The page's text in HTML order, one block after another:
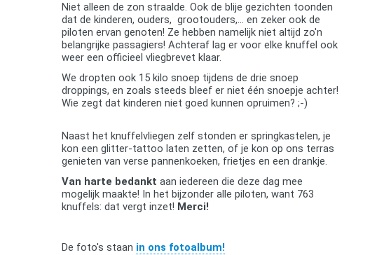
Niet alleen de zon straalde. Ook de blije gezichten toonden
dat de kinderen, ouders, grootouders,... en zeker ook de
piloten ervan genoten! Ze hebben namelijk niet altijd zo'n
belangrijke passagiers! Achteraf lag er voor elke knuffel ook
weer een officieel vliegbrevet klaar.
We dropten ook 15 kilo snoep tijdens de drie snoep
droppings, en zoals steeds bleef er niet één snoepje achter!
Wie zegt dat kinderen niet goed kunnen opruimen? ;-)
Naast het knuffelvliegen zelf stonden er springkastelen, je
kon een glitter-tattoo laten zetten, of je kon op ons terras
genieten van verse pannenkoeken, frietjes en een drankje.
Van harte bedankt aan iedereen die deze dag mee
mogelijk maakte! In het bijzonder alle piloten, want 763
knuffels: dat vergt inzet! Merci!
De foto's staan in ons fotoalbum!